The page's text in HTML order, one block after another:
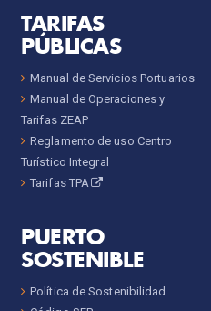
TARIFAS
PÚBLICAS
Manual de Servicios Portuarios
Manual de Operaciones y
Tarifas ZEAP
Reglamento de uso Centro
Turístico Integral
Tarifas TPA
PUERTO
SOSTENIBLE
Política de Sostenibilidad